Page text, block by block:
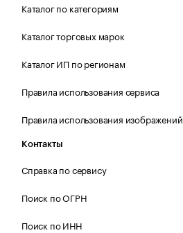
Каталог по категориям
Каталог торговых марок
Каталог ИП по регионам
Правила использования сервиса
Правила использования изображений
Контакты
Справка по сервису
Поиск по ОГРН
Поиск по ИНН